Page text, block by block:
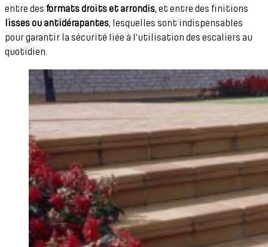
entre des formats droits et arrondis, et entre des finitions
lisses ou antidérapantes, lesquelles sont indispensables
pour garantir la sécurité liée à l'utilisation des escaliers au
quotidien.